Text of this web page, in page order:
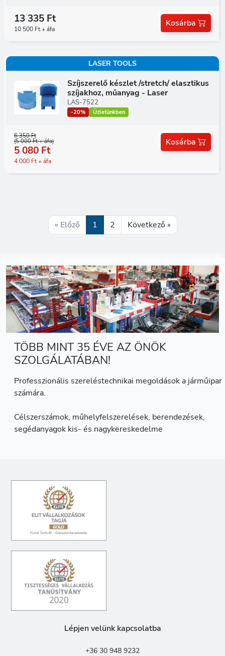
13 335 Ft
10 500 Ft + áfa
Kosárba
LASER TOOLS
Szíjszerelő készlet /stretch/ elasztikus
szíjakhoz, műanyag - Laser
LAS-7522
-20% Üzletünkben
6 350 Ft
(5 000 Ft + áfa)
5 080 Ft
4 000 Ft + áfa
Kosárba
« Előző 1 2 Következő »
TÖBB MINT 35 ÉVE AZ ÖNÖK
SZOLGÁLATÁBAN!
Professzionális szereléstechnikai megoldások a járműipar
számára.
Célszerszámok, műhelyfelszerelések, berendezések,
segédanyagok kis- és nagykereskedelme
Lépjen velünk kapcsolatba
+36 30 948 9232